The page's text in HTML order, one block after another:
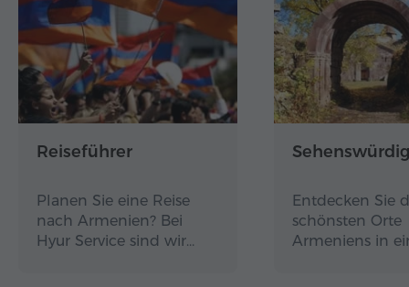
Reiseführer
Planen Sie eine Reise
nach Armenien? Bei
Hyur Service sind wir…
Entdecken Sie
schönsten Orte
Armeniens in